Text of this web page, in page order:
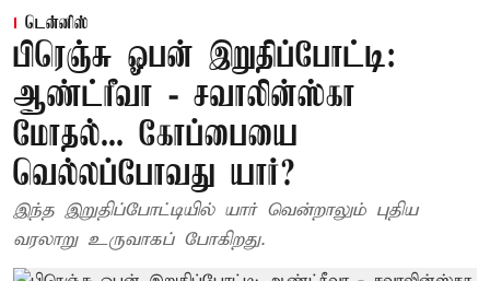
டென்னிஸ்
பிரெஞ்சு ஓபன் இறுதிப்போட்டி:
ஆண்ட்ரீவா - சவாலின்ஸ்கா
மோதல்... கோப்பையை
வெல்லப்போவது யார்?
இந்த இறுதிப்போட்டியில் யார் வென்றாலும் புதிய
வரலாறு உருவாகப் போகிறது.